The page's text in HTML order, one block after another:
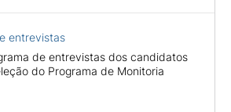
entrevistas
de entrevistas dos candidatos
do Programa de Monitoria